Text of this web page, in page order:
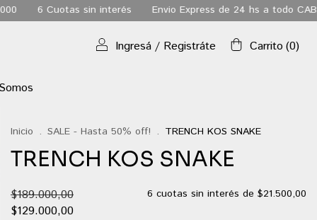
Envio Express de 24 hs a todo CABA Envio gratis a todo
Ingresá / Registráte Carrito (0)
Inicio . SALE - Hasta 50% off! . TRENCH KOS SNAKE
TRENCH KOS SNAKE
$189.000,00
$129.000,00
6 cuotas sin interés de $21.500,00